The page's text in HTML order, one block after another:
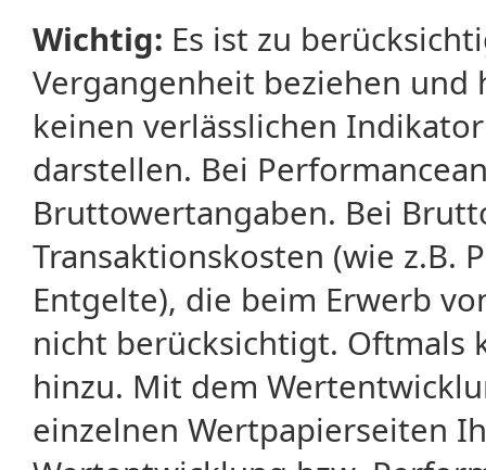
Wichtig: Es ist zu
Vergangenheit beziehen
keinen verlässlichen
darstellen. Bei
Bruttowertangaben. Bei
Transaktionskosten (wie z.B.
Entgelte), die beim Erwerb
nicht berücksichtigt. Oftmals
hinzu. Mit dem
einzelnen Wertpapierseiten